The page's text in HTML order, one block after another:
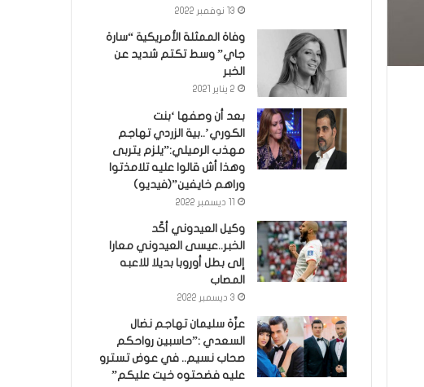
13 نوفمبر 2022
وفاة الممثلة الأمريكية “سارة
جاي” وسط تكتم شديد عن
الخبر
2 يناير 2021
بعد أن وصفها ‘بنت
الكوري’..بية الزردي تهاجم
مهذب الرميلي:”يلزم يتربى
وهذا أش قالوا عليه تلامذتوا
وراهم خايفين”(فيديو)
وكيل العيدوني أكّد
الخبر..عيسى العيدوني معارا
إلى بطل أوروبا بديلا للاعبه
المصاب
3 ديسمبر 2022
عزّة سليمان تهاجم نضال
السعدي :”حاسبين رواحكم
صحاب نسيم.. في عوض تسترو
عليه فضحتوه خيت عليكم”